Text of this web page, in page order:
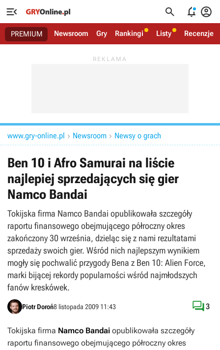
   
PREMIUM Newsroom Gry Rankingi Listy Recenzje
www.gry-online.pl  Newsroom  Newsy o grach
Ben 10 i Afro Samurai na liście
najlepiej sprzedających się gier
Namco Bandai
Tokijska firma Namco Bandai opublikowała szczegóły
raportu finansowego obejmującego półroczny okres
zakończony 30 września, dzieląc się z nami rezultatami
sprzedaży swoich gier. Wśród nich najlepszym wynikiem
mogły się pochwalić przygody Bena z Ben 10: Alien Force,
marki bijącej rekordy popularności wśród najmłodszych
fanów kreskówek.
Piotr Doroń8 listopada 2009 11:43 3
Tokijska firma Namco Bandai opublikowała szczegóły
raportu finansowego obejmującego półroczny okres